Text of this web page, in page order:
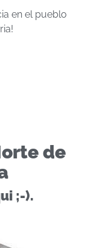
en el pueblo
de
;-).